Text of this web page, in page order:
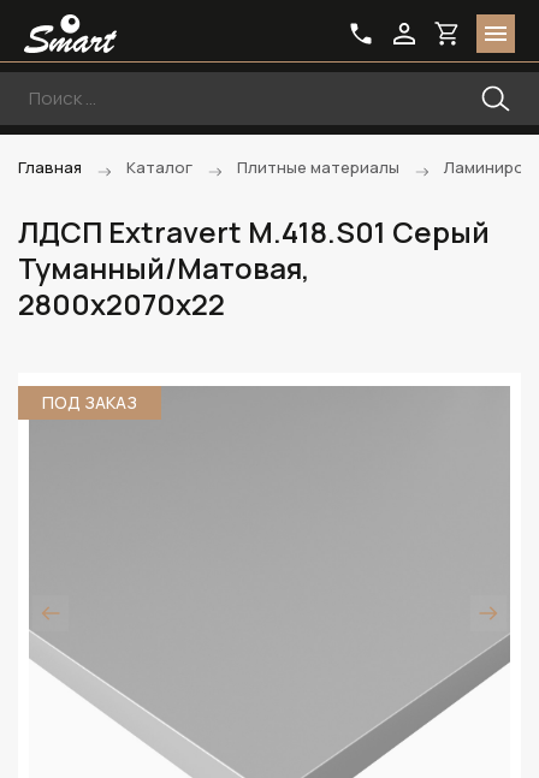
Главная Каталог Плитные материалы
ЛДСП Extravert M.418.S01 Серый
Туманный/Матовая,
2800х2070х22
ПОД ЗАКАЗ